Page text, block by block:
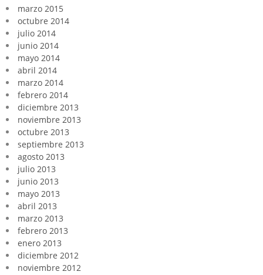
marzo 2015
octubre 2014
julio 2014
junio 2014
mayo 2014
abril 2014
marzo 2014
febrero 2014
diciembre 2013
noviembre 2013
octubre 2013
septiembre 2013
agosto 2013
julio 2013
junio 2013
mayo 2013
abril 2013
marzo 2013
febrero 2013
enero 2013
diciembre 2012
noviembre 2012